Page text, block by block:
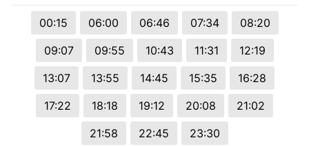
00:15 06:00 06:46 07:34
08:20
09:07
09:55 10:43 11:31
12:19
13:07
13:55 14:45 15:35
16:28
17:22
18:18 19:12 20:08
21:02
21:58
22:45 23:30